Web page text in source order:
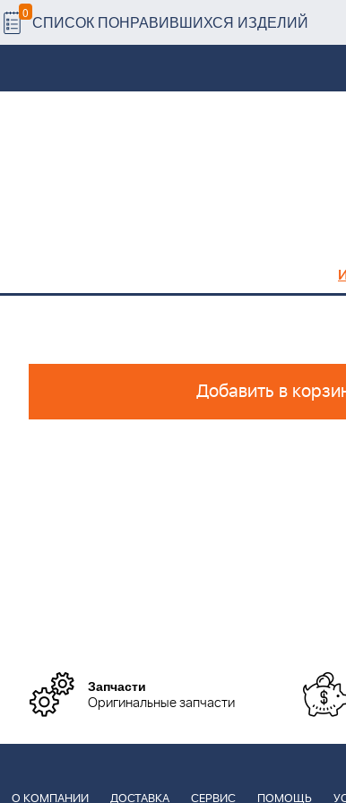
0 СПИСОК ПОНРАВИВШИХСЯ ИЗДЕЛИЙ
Добавить в
Запчасти
Оригинальные запчасти
О КОМПАНИИ ДОСТАВКА СЕРВИС ПОМОЩЬ